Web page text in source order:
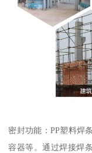
密封功能：PP塑料焊
容器等。通过焊接焊